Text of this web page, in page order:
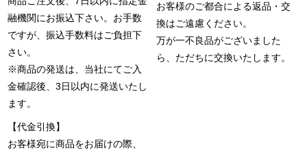
融機関にお振込下さい。お手数
ですが、振込手数料はご負担下
さい。
※商品の発送は、当社にてご入
金確認後、3日以内に発送いたし
ます。
【代金引換】
お客様宛に商品をお届けの際、
お客様のご都合による返品・交
換はご遠慮ください。
万が一不良品がございました
ら、ただちに交換いたします。